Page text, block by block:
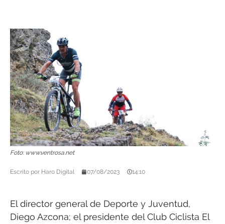
Foto: www.ventrosa.net
Escrito por Haro Digital 07/08/2023 14:10
El director general de Deporte y Juventud,
Diego Azcona; el presidente del Club Ciclista El